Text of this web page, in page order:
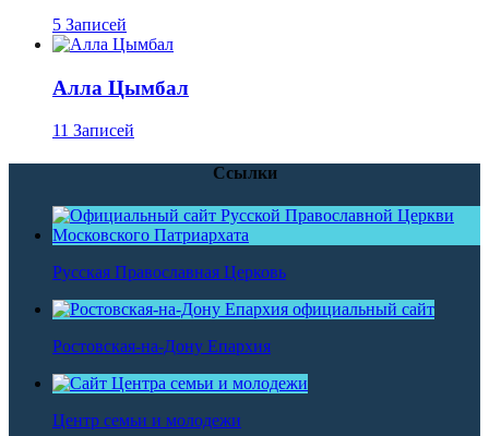
5 Записей
Алла Цымбал
11 Записей
Ссылки
Русская Православная Церковь
Ростовская-на-Дону Епархия
Центр семьи и молодежи